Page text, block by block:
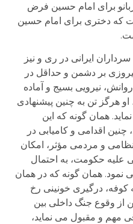
برای امام حسین فرض
که دختری برای امام حسین
ایرانی در ری و نیز
بر دشمن و حداقل در
نیرویی بسیج و آماده
او هرگز تن به چنین پیشنهادی
همان گونه که این
اقدامی و کامیابی در
و مردمی مؤثر، امکان
علیه حکومت، به احتمال
نمود. همان گونه که در همان
درگیری خونینی رخ
از وقوع جنگ داخلی بین
مهم و مقبول می نماید،